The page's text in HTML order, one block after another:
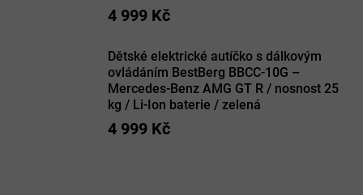
4 999 Kč
Dětské elektrické autíčko s dálkovým
ovládáním BestBerg BBCC-10G –
Mercedes-Benz AMG GT R / nosnost 25
kg / Li-Ion baterie / zelená
4 999 Kč